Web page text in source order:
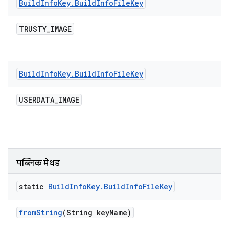
BuildInfoKey. BuildInfoFileKey
TRUSTY_IMAGE
BuildInfoKey. BuildInfoFileKey
USERDATA_IMAGE
पब्लिक मेथड
static BuildInfoKey. BuildInfoFileKey
fromString(String keyName)